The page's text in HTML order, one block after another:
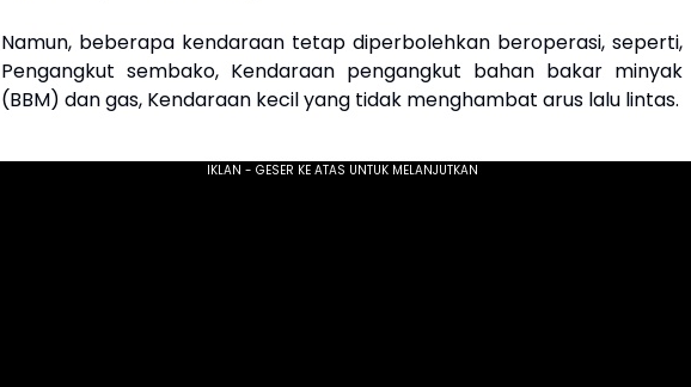
Namun, beberapa kendaraan tetap diperbolehkan beroperasi, seperti,
Pengangkut sembako, Kendaraan pengangkut bahan bakar minyak
(BBM) dan gas, Kendaraan kecil yang tidak menghambat arus lalu lintas.